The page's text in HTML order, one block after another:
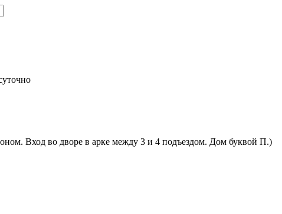
Вход во дворе в арке между 3 и 4 подъездом. Дом буквой П.)